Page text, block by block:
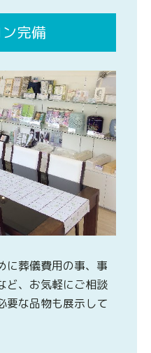
完備
に葬儀費用の事、事
ど、お気軽にご相談
要な品物も展示して